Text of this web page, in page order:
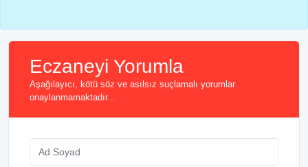
Eczaneyi Yorumla
Aşağılayıcı, kötü söz ve asılsız suçlamalı yorumlar
onaylanmamaktadır...